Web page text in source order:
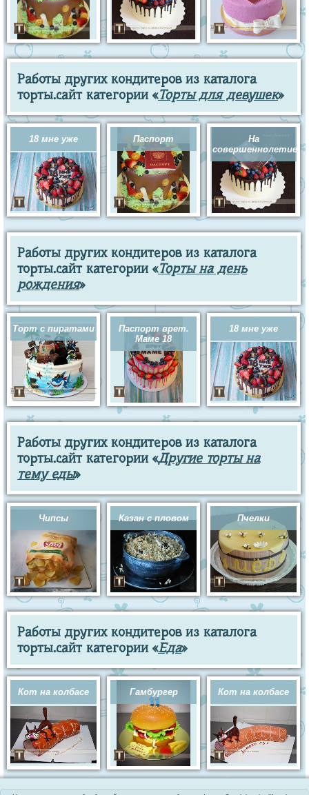
Работы других кондитеров из каталога
торты.сайт категории «Торты для девушек»
18 мне уже Паспорт
На
совершеннолетие
Работы других кондитеров из каталога
торты.сайт категории «Торты на день
рождения»
Торт с пиратами
Паспорт врет.
Маме 18
18 мне уже
Работы других кондитеров из каталога
торты.сайт категории «Другие торты на
тему еды»
Чипсы Казан с пловом Пчелки
Работы других кондитеров из каталога
торты.сайт категории «Еда»
Кот на колбасе Гамбургер Кот на колбасе